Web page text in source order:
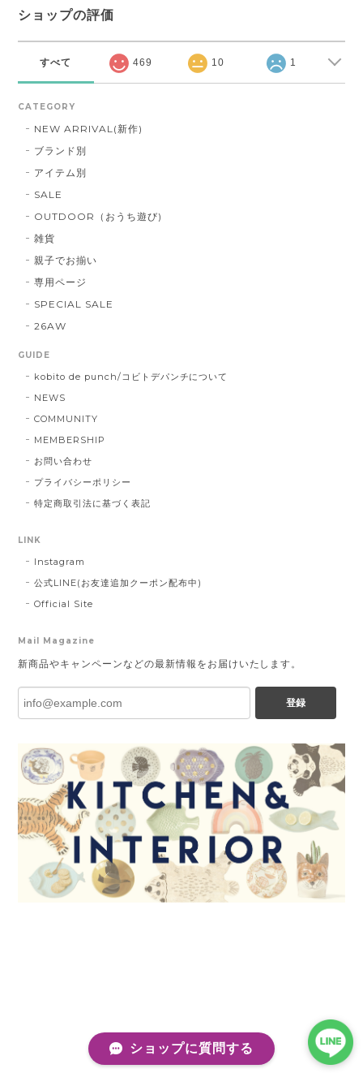
ショップの評価
すべて 469 10 1
CATEGORY
NEW ARRIVAL(新作)
ブランド別
アイテム別
SALE
OUTDOOR（おうち遊び)
雑貨
親子でお揃い
専用ページ
SPECIAL SALE
26AW
GUIDE
kobito de punch/コビトデパンチについて
NEWS
COMMUNITY
MEMBERSHIP
お問い合わせ
プライバシーポリシー
特定商取引法に基づく表記
LINK
Instagram
公式LINE(お友達追加クーポン配布中)
Official Site
Mail Magazine
新商品やキャンペーンなどの最新情報をお届けいたします。
登録
ショップに質問する